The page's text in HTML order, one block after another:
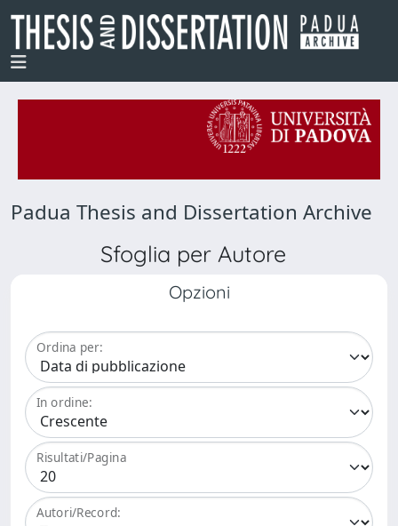
Padua Thesis and Dissertation Archive
Sfoglia per Autore
Opzioni
Ordina per:
In ordine:
Risultati/Pagina
Autori/Record: